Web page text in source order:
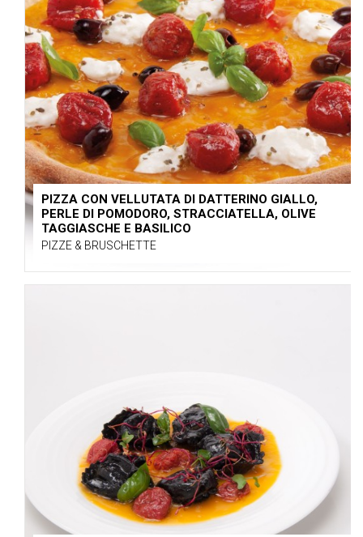
PIZZA CON VELLUTATA DI DATTERINO GIALLO,
PERLE DI POMODORO, STRACCIATELLA, OLIVE
TAGGIASCHE E BASILICO
PIZZE & BRUSCHETTE